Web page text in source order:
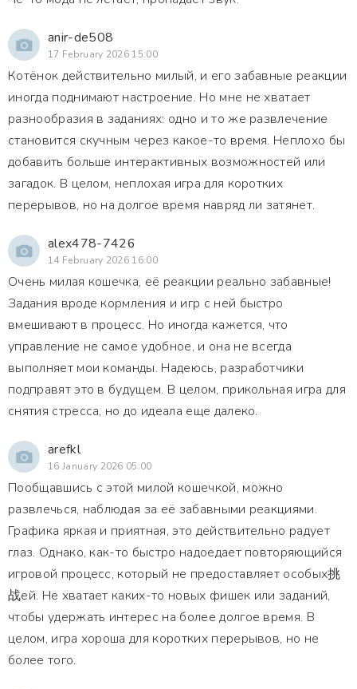
anir-de508
17 February 2026 15:00
Котёнок действительно милый, и его забавные реакции
иногда поднимают настроение. Но мне не хватает
разнообразия в заданиях: одно и то же развлечение
становится скучным через какое-то время. Неплохо бы
добавить больше интерактивных возможностей или
загадок. В целом, неплохая игра для коротких
перерывов, но на долгое время навряд ли затянет.
alex478-7426
14 February 2026 16:00
Очень милая кошечка, её реакции реально забавные!
Задания вроде кормления и игр с ней быстро
вмешивают в процесс. Но иногда кажется, что
управление не самое удобное, и она не всегда
выполняет мои команды. Надеюсь, разработчики
подправят это в будущем. В целом, прикольная игра для
снятия стресса, но до идеала еще далеко.
arefkl
16 January 2026 05:00
Пообщавшись с этой милой кошечкой, можно
развлечься, наблюдая за её забавными реакциями.
Графика яркая и приятная, это действительно радует
глаз. Однако, как-то быстро надоедает повторяющийся
игровой процесс, который не предоставляет особых挑
战ей. Не хватает каких-то новых фишек или заданий,
чтобы удержать интерес на более долгое время. В
целом, игра хороша для коротких перерывов, но не
более того.